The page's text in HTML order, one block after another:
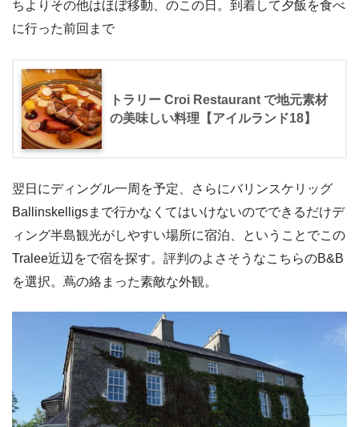
ちよりその他はほぼ移動、のこの日。到着して夕飯を食べ
に行った前回まで
トラリー Croi Restaurant で地元素材
の美味しい料理【アイルランド18】
翌日にディングル一周を予定、さらにバリンスケリッグ
Ballinskelligsまで行かなくてはいけないのでできるだけデ
ィング半島観光がしやすい場所に宿泊、ということでこの
Tralee近辺をで宿を探す。評判のよさそうなこちらのB&B
を選択。蔦の絡まった素敵な外観。